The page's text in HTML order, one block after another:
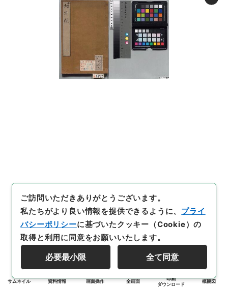
サムネイル 資料情報 画面操作 全画面
印刷
ダウンロード
概観図
ご訪問いただきありがとうございます。
私たちがより良い情報を提供できるように、 プライ
バシーポリシーに基づいたクッキー（Cookie）の
取得と利用に同意をお願いいたします。
必要最小限 全て同意